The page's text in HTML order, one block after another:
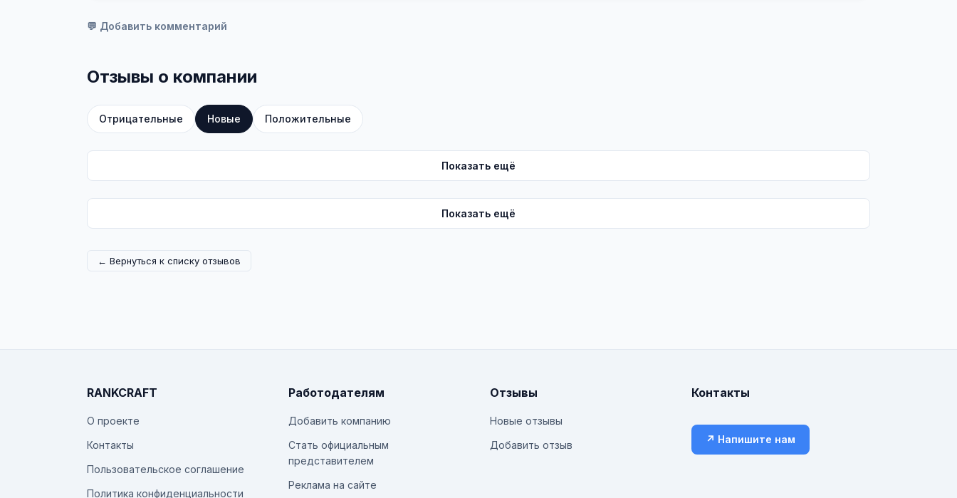
💬 Добавить комментарий
Отзывы о компании
Отрицательные Новые Положительные
Показать ещё
Показать ещё
← Вернуться к списку отзывов
RANKCRAFT
О проекте
Контакты
Пользовательское соглашение
Политика конфиденциальности
Работодателям
Добавить компанию
Стать официальным
представителем
Реклама на сайте
Отзывы
Новые отзывы
Добавить отзыв
Контакты
↗ Напишите нам